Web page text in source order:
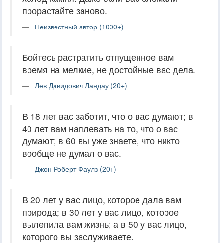
прорастайте заново.
Неизвестный автор (1000+)
Бойтесь растратить отпущенное вам
время на мелкие, не достойные вас дела.
Лев Давидович Ландау (20+)
В 18 лет вас заботит, что о вас думают; в
40 лет вам наплевать на то, что о вас
думают; в 60 вы уже знаете, что никто
вообще не думал о вас.
Джон Роберт Фаулз (20+)
В 20 лет у вас лицо, которое дала вам
природа; в 30 лет у вас лицо, которое
вылепила вам жизнь; а в 50 у вас лицо,
которого вы заслуживаете.